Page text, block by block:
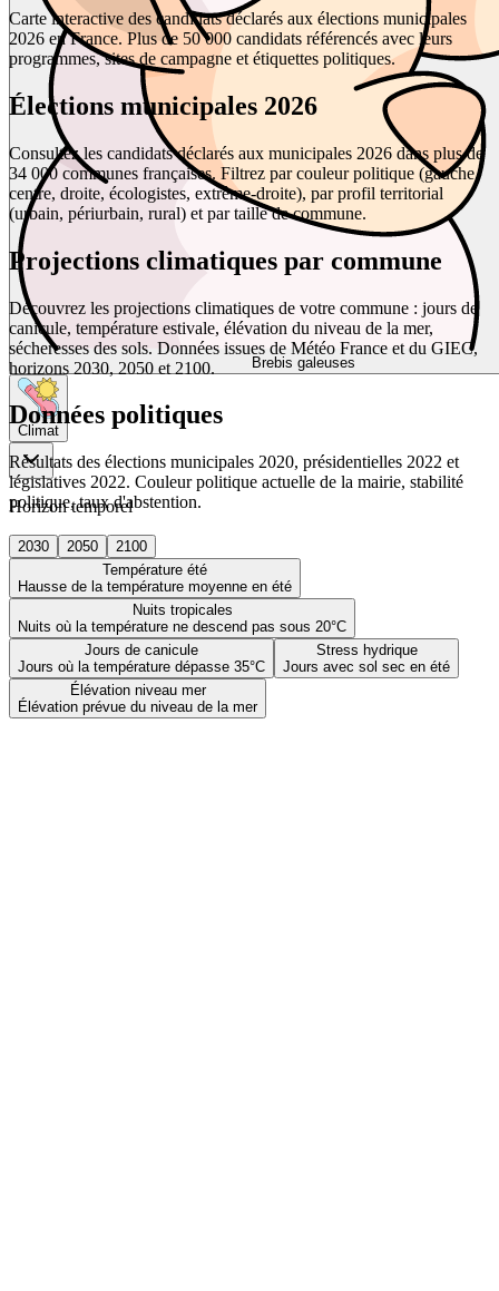
Brebis galeuses
Climat
Horizon temporel
2030 2050
2100
Température été
Hausse de la température moyenne en été
Nuits tropicales
Nuits où la température ne descend pas sous 20°C
Jours de canicule
Jours où la température dépasse 35°C
Stress hydrique
Jours avec sol sec en été
Élévation niveau mer
Élévation prévue du niveau de la mer
Carte interactive des candidats déclarés aux élections municipales
2026 en France. Plus de 50 000 candidats référencés avec leurs
programmes, sites de campagne et étiquettes politiques.
Élections municipales 2026
Consultez les candidats déclarés aux municipales 2026 dans plus de
34 000 communes françaises. Filtrez par couleur politique (gauche,
centre, droite, écologistes, extrême-droite), par profil territorial
(urbain, périurbain, rural) et par taille de commune.
Projections climatiques par commune
Découvrez les projections climatiques de votre commune : jours de
canicule, température estivale, élévation du niveau de la mer,
sécheresses des sols. Données issues de Météo France et du GIEC,
horizons 2030, 2050 et 2100.
Données politiques
Résultats des élections municipales 2020, présidentielles 2022 et
législatives 2022. Couleur politique actuelle de la mairie, stabilité
politique, taux d'abstention.